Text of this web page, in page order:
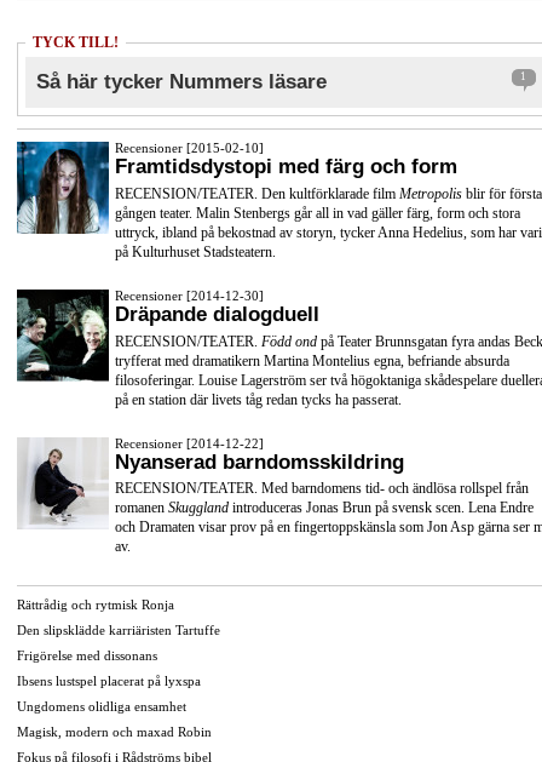
TYCK TILL!
Så här tycker Nummers läsare 1
Recensioner [2015-02-10]
Framtidsdystopi med färg och form
RECENSION/TEATER. Den kultförklarade film Metropolis blir för första
gången teater. Malin Stenbergs går all in vad gäller färg, form och stora
uttryck, ibland på bekostnad av storyn, tycker Anna Hedelius, som har
på Kulturhuset Stadsteatern.
Recensioner [2014-12-30]
Dräpande dialogduell
RECENSION/TEATER. Född ond på Teater Brunnsgatan fyra andas
tryfferat med dramatikern Martina Montelius egna, befriande absurda
filosoferingar. Louise Lagerström ser två högoktaniga skådespelare
på en station där livets tåg redan tycks ha passerat.
Recensioner [2014-12-22]
Nyanserad barndomsskildring
RECENSION/TEATER. Med barndomens tid- och ändlösa rollspel från
romanen Skuggland introduceras Jonas Brun på svensk scen. Lena Endre
och Dramaten visar prov på en fingertoppskänsla som Jon Asp gärna ser
av.
Rättrådig och rytmisk Ronja
Den slipsklädde karriäristen Tartuffe
Frigörelse med dissonans
Ibsens lustspel placerat på lyxspa
Ungdomens olidliga ensamhet
Magisk, modern och maxad Robin
Fokus på filosofi i Rådströms bibel